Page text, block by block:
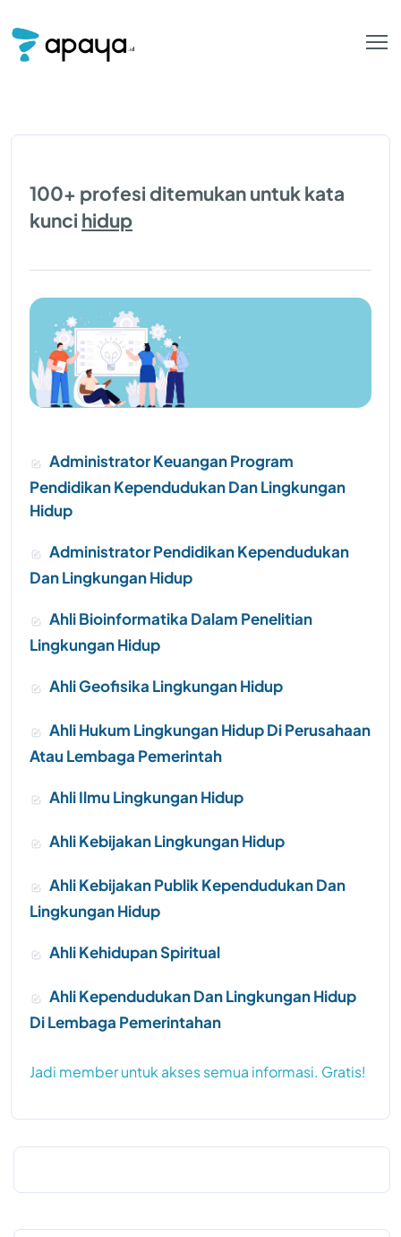
100+ profesi ditemukan untuk kata
kunci hidup
Administrator Keuangan Program
Pendidikan Kependudukan Dan Lingkungan
Hidup
Administrator Pendidikan Kependudukan
Dan Lingkungan Hidup
Ahli Bioinformatika Dalam Penelitian
Lingkungan Hidup
Ahli Geofisika Lingkungan Hidup
Ahli Hukum Lingkungan Hidup Di Perusahaan
Atau Lembaga Pemerintah
Ahli Ilmu Lingkungan Hidup
Ahli Kebijakan Lingkungan Hidup
Ahli Kebijakan Publik Kependudukan Dan
Lingkungan Hidup
Ahli Kehidupan Spiritual
Ahli Kependudukan Dan Lingkungan Hidup
Di Lembaga Pemerintahan
Jadi member untuk akses semua informasi. Gratis!